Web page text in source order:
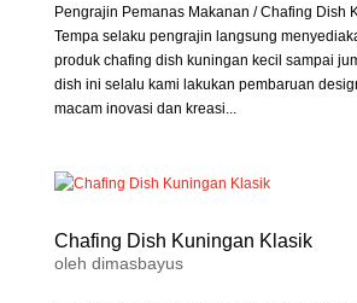
Pengrajin Pemanas Makanan / Chafing Dish
Tempa selaku pengrajin langsung
produk chafing dish kuningan kecil sampai
dish ini selalu kami lakukan pembaruan
macam inovasi dan kreasi...
Chafing Dish Kuningan Klasik
oleh dimasbayus